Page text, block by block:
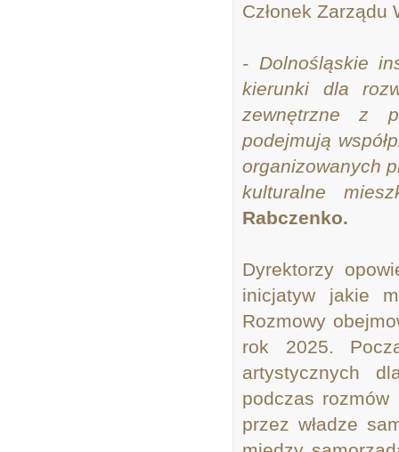
Członek Zarządu
- Dolnośląskie
kierunki dla
zewnętrzne z
podejmują
organizowanych
kulturalne
Rabczenko.
Dyrektorzy
inicjatyw jakie
Rozmowy
rok 2025.
artystycznych
podczas
przez władze